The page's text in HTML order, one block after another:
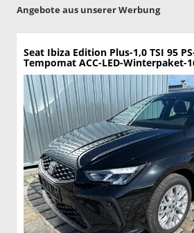
Angebote aus unserer Werbung
Seat Ibiza Edition Plus-1,0 TSI 95
Tempomat ACC-LED-Winterpaket-